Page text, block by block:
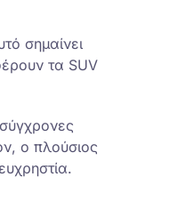
σημαίνει
τα SUV
ο πλούσιος